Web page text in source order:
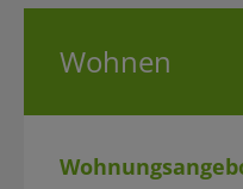
Wohnen